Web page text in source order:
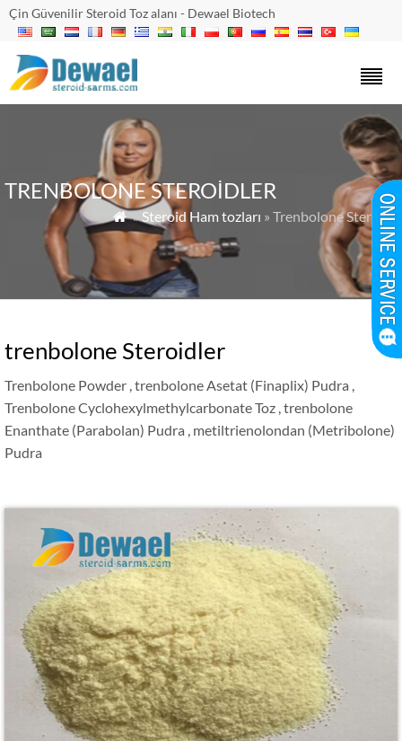
Çin Güvenilir Steroid Toz alanı - Dewael Biotech
TRENBOLONE STEROIDLER
 »Steroid Ham tozları » Trenbolone Steroids
trenbolone Steroidler
Trenbolone Powder , trenbolone Asetat (Finaplix) Pudra ,
Trenbolone Cyclohexylmethylcarbonate Toz , trenbolone
Enanthate (Parabolan) Pudra , metiltrienolondan (Metribolone)
Pudra